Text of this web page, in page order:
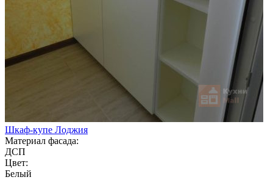
Шкаф-купе Лоджия
Материал фасада:
ДСП
Цвет:
Белый